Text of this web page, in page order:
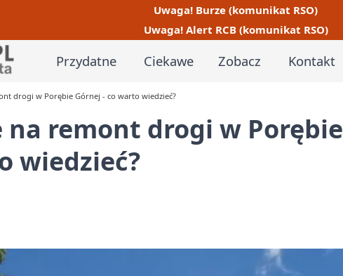
Uwaga! Burze (komunikat RSO)
Uwaga! Alert RCB (komunikat RSO)
Przydatne Ciekawe Zobacz Kontakt
drogi w Porębie Górnej - co warto wiedzieć?
remont drogi w Porębie
wiedzieć?